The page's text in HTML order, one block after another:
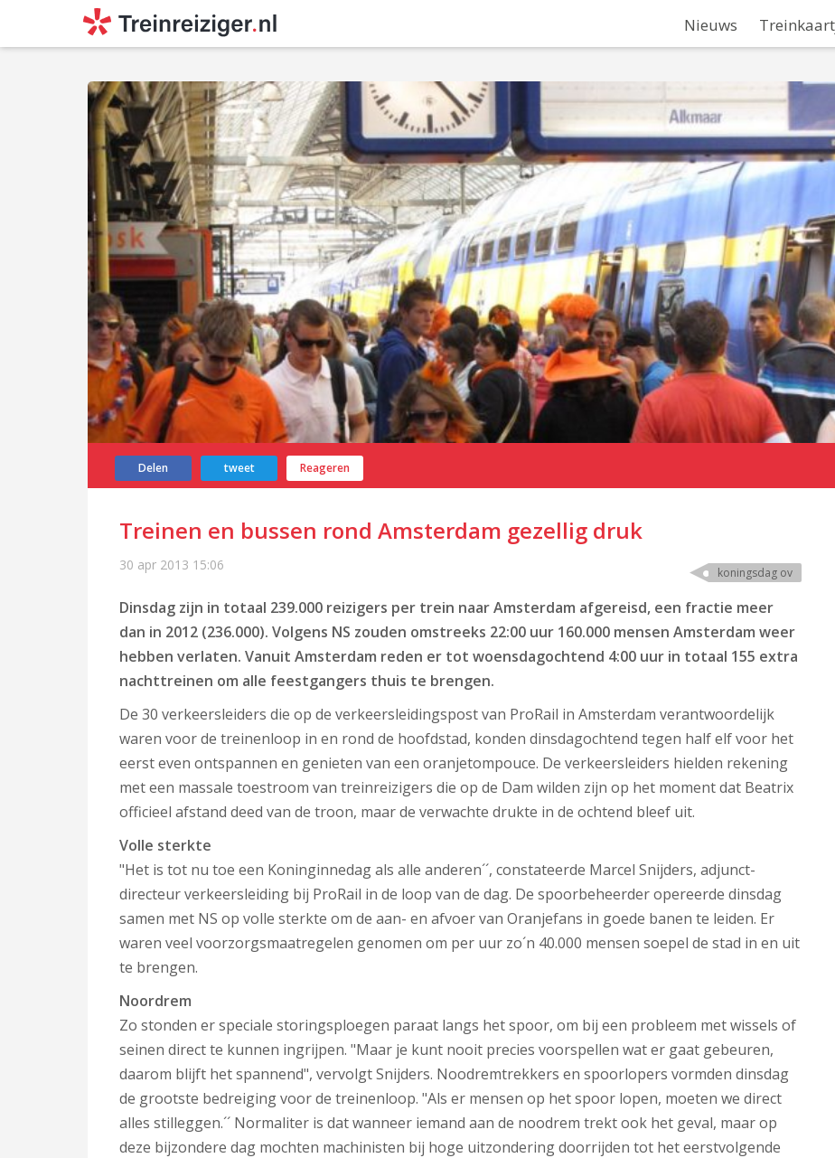
Nieuws
Delen tweet Reageren
Treinen en bussen rond Amsterdam gezellig druk
30 apr 2013 15:06 koningsdag ov
Dinsdag zijn in totaal 239.000 reizigers per trein naar Amsterdam afgereisd, een fractie meer
dan in 2012 (236.000). Volgens NS zouden omstreeks 22:00 uur 160.000 mensen Amsterdam weer
hebben verlaten. Vanuit Amsterdam reden er tot woensdagochtend 4:00 uur in totaal 155 extra
nachttreinen om alle feestgangers thuis te brengen.
De 30 verkeersleiders die op de verkeersleidingspost van ProRail in Amsterdam verantwoordelijk
waren voor de treinenloop in en rond de hoofdstad, konden dinsdagochtend tegen half elf voor het
eerst even ontspannen en genieten van een oranjetompouce. De verkeersleiders hielden rekening
met een massale toestroom van treinreizigers die op de Dam wilden zijn op het moment dat Beatrix
officieel afstand deed van de troon, maar de verwachte drukte in de ochtend bleef uit.
Volle sterkte
"Het is tot nu toe een Koninginnedag als alle anderen´´, constateerde Marcel Snijders, adjunct-
directeur verkeersleiding bij ProRail in de loop van de dag. De spoorbeheerder opereerde dinsdag
samen met NS op volle sterkte om de aan- en afvoer van Oranjefans in goede banen te leiden. Er
waren veel voorzorgsmaatregelen genomen om per uur zo´n 40.000 mensen soepel de stad in en uit
te brengen.
Noordrem
Zo stonden er speciale storingsploegen paraat langs het spoor, om bij een probleem met wissels of
seinen direct te kunnen ingrijpen. "Maar je kunt nooit precies voorspellen wat er gaat gebeuren,
daarom blijft het spannend", vervolgt Snijders. Noodremtrekkers en spoorlopers vormden dinsdag
de grootste bedreiging voor de treinenloop. "Als er mensen op het spoor lopen, moeten we direct
alles stilleggen.´´ Normaliter is dat wanneer iemand aan de noodrem trekt ook het geval, maar op
deze bijzondere dag mochten machinisten bij hoge uitzondering doorrijden tot het eerstvolgende